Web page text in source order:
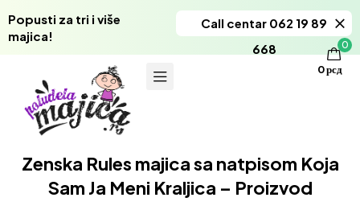
Popusti za tri i više
majica!
Call centar 062 19 89
668
0
0рсд
Zenska Rules majica sa natpisom Koja
Sam Ja Meni Kraljica – Proizvod